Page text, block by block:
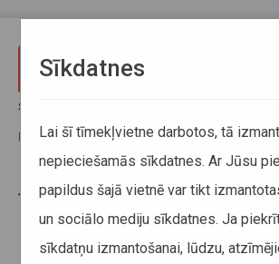
Sākums
laikos
Tiks veiktas būtiskas
maršruta Rīga–Olaine
izpildes laikos
Sīkdatnes
Lai šī tīmekļvietne darbotos, tā
nepieciešamās sīkdatnes. Ar Jūsu
papildus šajā vietnē var tikt
un sociālo mediju sīkdatnes. Ja
sīkdatņu izmantošanai, lūdzu,